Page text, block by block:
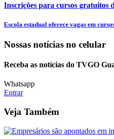
Inscrições para cursos gratuitos
Escola estadual oferece vagas em
Nossas notícias no celular
Receba as notícias do TVGO
Whatsapp
Entrar
Veja Também